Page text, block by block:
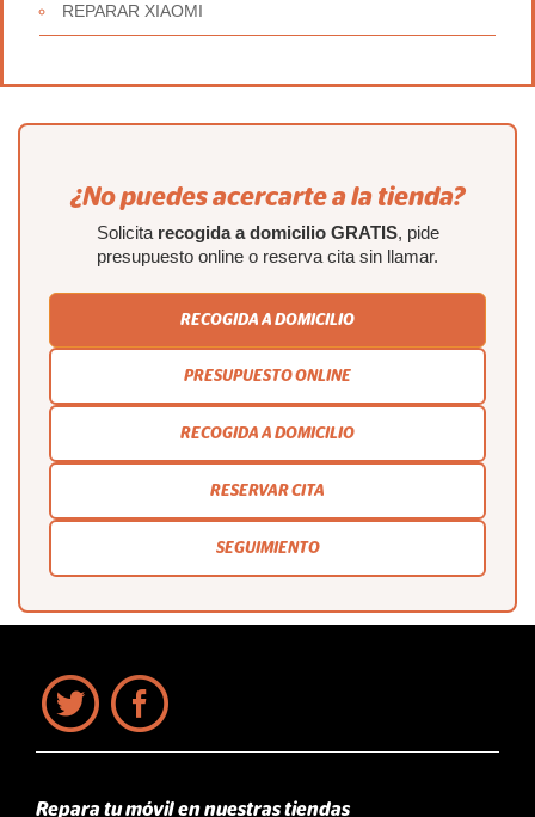
REPARAR XIAOMI
¿No puedes acercarte a la tienda?
Solicita recogida a domicilio GRATIS, pide
presupuesto online o reserva cita sin llamar.
RECOGIDA A DOMICILIO
PRESUPUESTO ONLINE
RECOGIDA A DOMICILIO
RESERVAR CITA
SEGUIMIENTO
Repara tu móvil en nuestras tiendas